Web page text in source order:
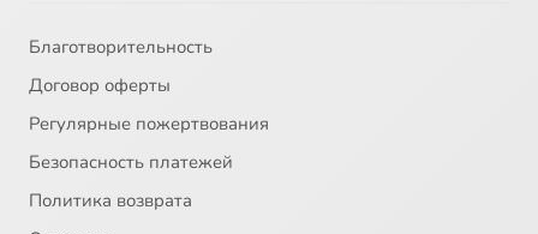
Благотворительность
Договор оферты
Регулярные пожертвования
Безопасность платежей
Политика возврата